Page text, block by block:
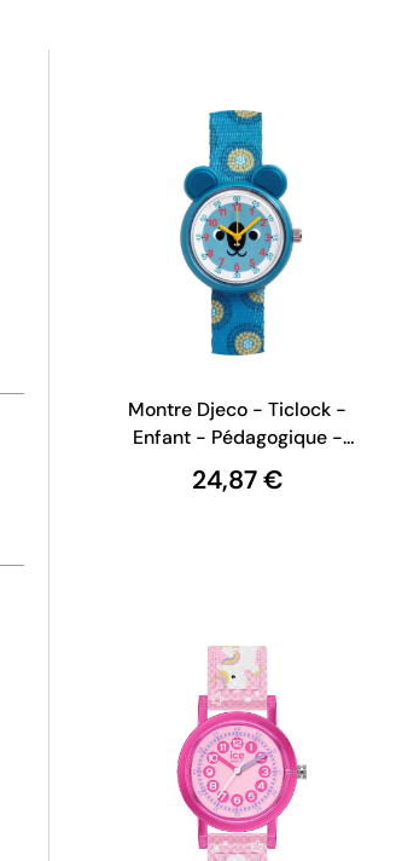
Montre Djeco - Ticlock -
Enfant - Pédagogique -
Koala
24,87 €